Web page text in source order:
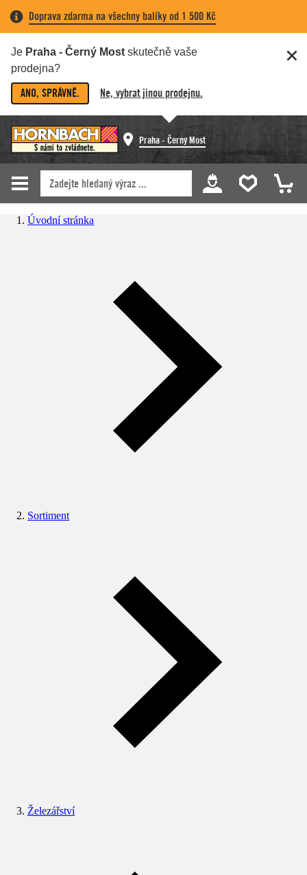
Doprava zdarma na všechny balíky od 1 500 Kč
Je Praha - Černý Most skutečně vaše
prodejna?
ANO, SPRÁVNĚ. Ne, vybrat jinou prodejnu.
Praha - Černý Most
Úvodní stránka
Sortiment
Železářství